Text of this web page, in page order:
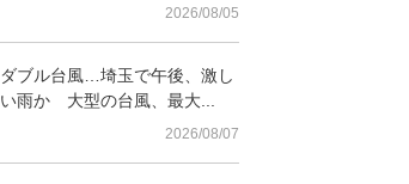
2026/08/05
ダブル台風…埼玉で午後、激し
い雨か 大型の台風、最大...
2026/08/07